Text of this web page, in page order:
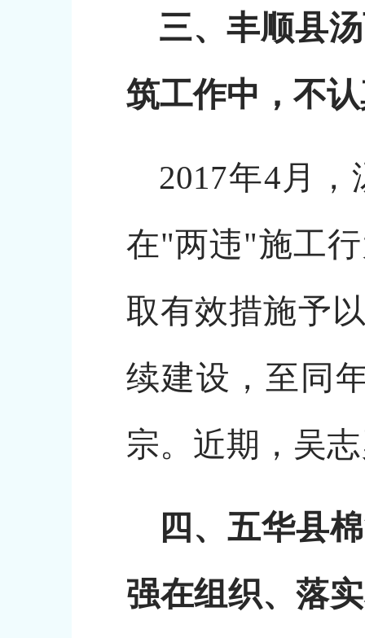
三、丰顺县
筑工作中，不
2017年4月
在"两违"施工
取有效措施予
续建设，至同
宗。近期，吴
四、五华县
强在组织、落